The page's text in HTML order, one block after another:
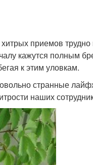
приемов трудно
кажутся полным
к этим уловкам.
странные
наших